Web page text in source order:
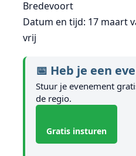
Bredevoort
Datum en tijd: 17 maart
vrij
📅 Heb je een
Stuur je evenement
de regio.
Gratis insturen